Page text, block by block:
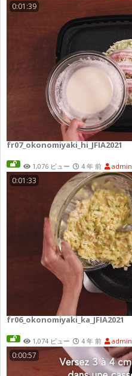
0:01:39
fr07_okonomiyaki_hi_JFIA2021
1,076 ビュー 4 年 前 admin
0:01:33
fr06_okonomiyaki_ka_JFIA2021
1,074 ビュー 4 年 前 admin
0:00:57